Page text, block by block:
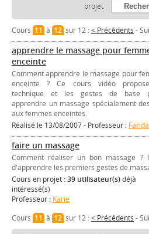
projet
Cours 11à 12sur 12 :< Précédents -
apprendre le massage pour
enceinte
Comment apprendre le massage pour
enceinte ? Ce cours vidéo
technique et les gestes de base
apprendre un massage spécialement
aux femmes enceintes.
Réalisé le 13/08/2007 - Professeur : Farida
faire un massage
Comment réaliser un bon massage ?
d'apprendre les premiers gestes de
Cours en projet :39 utilisateur(s)déjà
intéressé(s)
Professeur : Karie
Cours 11à 12sur 12 :< Précédents -